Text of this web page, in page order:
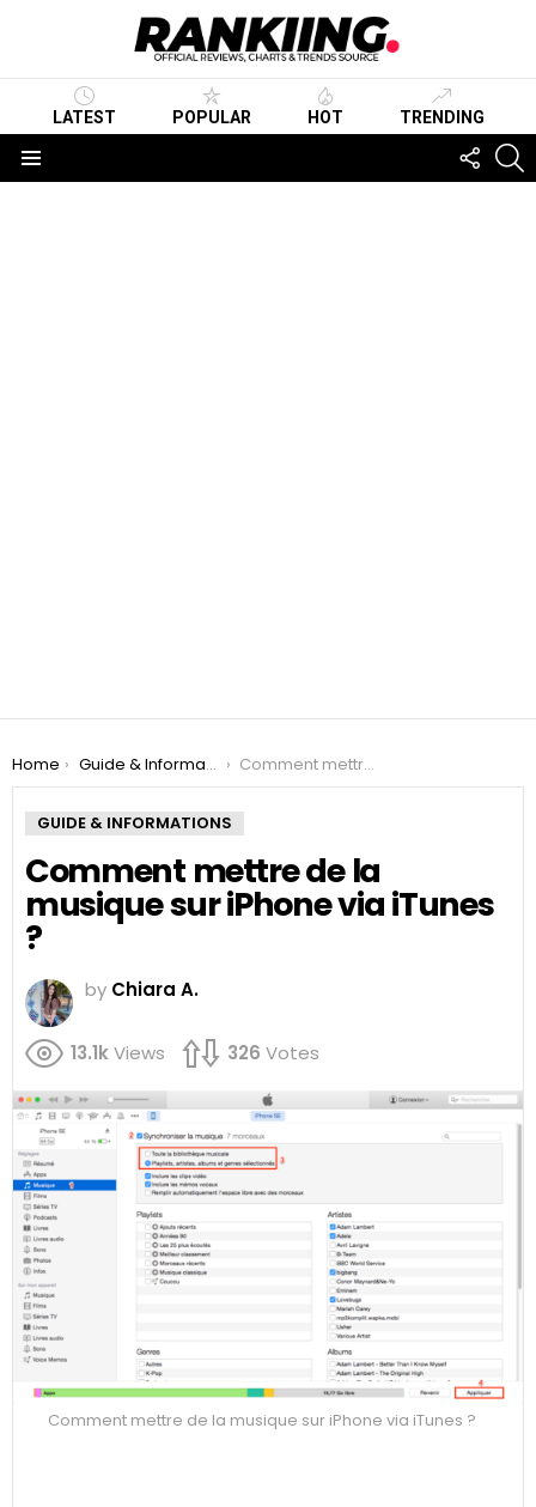
LATEST POPULAR HOT TRENDING
US
You are here:
Home Guide & Informations Comment mettre de la musique sur iPhone via iTunes ?
GUIDE & INFORMATIONS
Comment mettre de la
musique sur iPhone via iTunes
?
by Chiara A.
13.1kViews 326 Votes
Comment mettre de la musique sur iPhone via iTunes ?